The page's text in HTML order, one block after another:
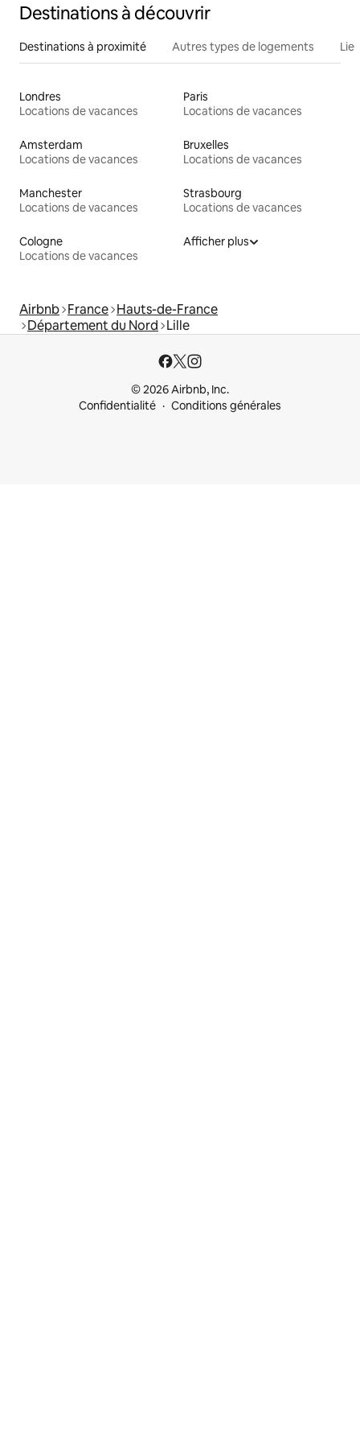
Destinations à découvrir
Destinations à proximité Autres types de logements
Londres
Locations de vacances
Paris
Locations de vacances
Amsterdam
Locations de vacances
Bruxelles
Locations de vacances
Manchester
Locations de vacances
Strasbourg
Locations de vacances
Cologne
Locations de vacances
Afficher plus
Airbnb France Hauts-de-France
Département du Nord Lille
© 2026 Airbnb, Inc.
Confidentialité
Conditions générales